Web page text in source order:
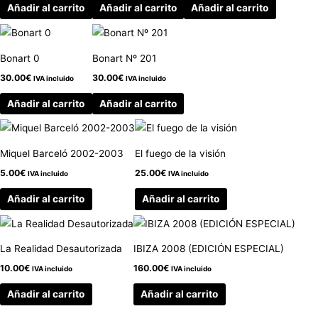
Añadir al carrito Añadir al carrito Añadir al carrito
Bonart 0
30.00€ IVA incluido
Añadir al carrito
Bonart Nº 201
30.00€ IVA incluido
Añadir al carrito
Miquel Barceló 2002-2003
5.00€ IVA incluido
Añadir al carrito
El fuego de la visión
25.00€ IVA incluido
Añadir al carrito
La Realidad Desautorizada
10.00€ IVA incluido
Añadir al carrito
IBIZA 2008 (EDICIÓN ESPECIAL)
160.00€ IVA incluido
Añadir al carrito